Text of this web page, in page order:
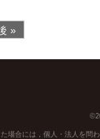
»
場合には，個人・法人を問